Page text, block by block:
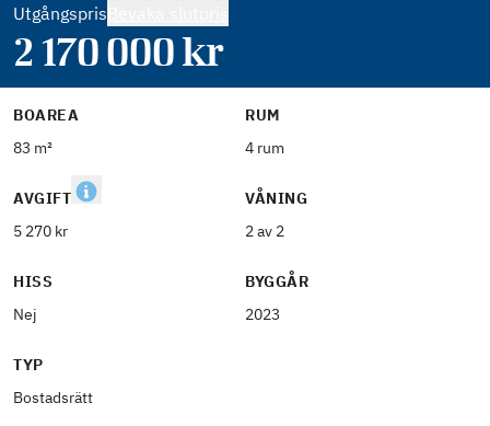
Utgångspris
2 170 000kr
BOAREA
83 m²
RUM
4 rum
AVGIFT
5 270 kr
VÅNING
2 av 2
HISS
Nej
BYGGÅR
2023
TYP
Bostadsrätt